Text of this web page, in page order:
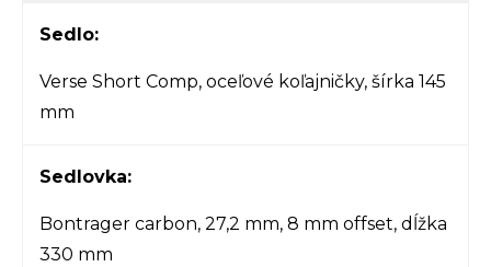
Sedlo:
Verse Short Comp, oceľové koľajničky, šírka 145
mm
Sedlovka:
Bontrager carbon, 27,2 mm, 8 mm offset, dĺžka
330 mm